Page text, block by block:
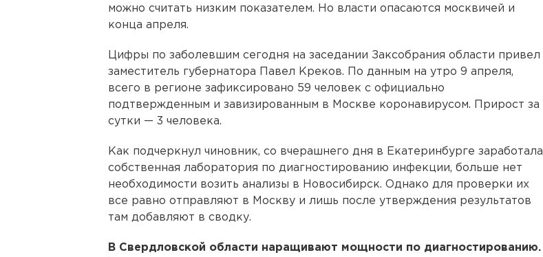
можно считать низким показателем. Но власти опасаются москвичей и
конца апреля.
Цифры по заболевшим сегодня на заседании Заксобрания области привел
заместитель губернатора Павел Креков. По данным на утро 9 апреля,
всего в регионе зафиксировано 59 человек с официально
подтвержденным и завизированным в Москве коронавирусом. Прирост за
сутки — 3 человека.
Как подчеркнул чиновник, со вчерашнего дня в Екатеринбурге заработала
собственная лаборатория по диагностированию инфекции, больше нет
необходимости возить анализы в Новосибирск. Однако для проверки их
все равно отправляют в Москву и лишь после утверждения результатов
там добавляют в сводку.
В Свердловской области наращивают мощности по диагностированию.